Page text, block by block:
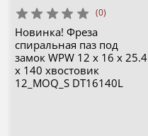
(0)
Новинка! Фреза
спиральная паз под
замок WPW 12 х 16 х 25.4
х 140 хвостовик
12_MOQ_S DT16140L